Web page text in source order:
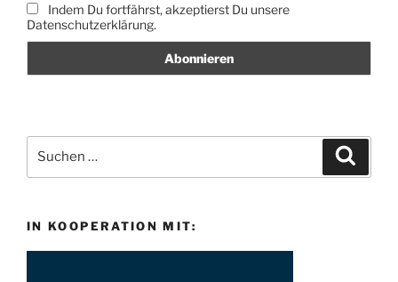
Indem Du fortfährst, akzeptierst Du unsere
Datenschutzerklärung.
nach:
IN KOOPERATION MIT: